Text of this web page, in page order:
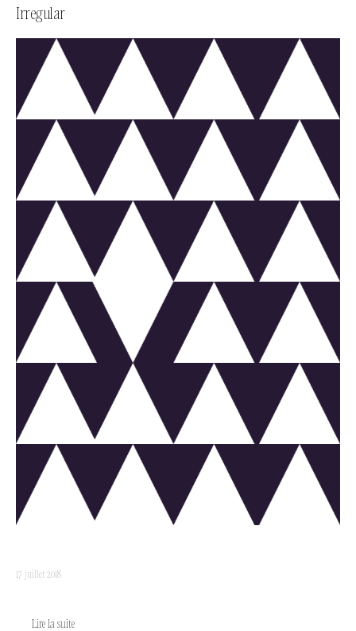
Irregular
17 juillet 2018
Lire la suite